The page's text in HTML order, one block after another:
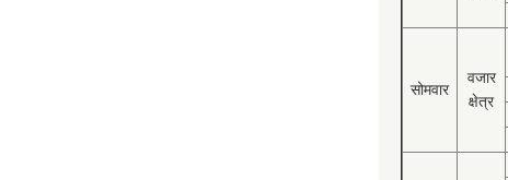
सोमवार
वजार
क्षेत्र